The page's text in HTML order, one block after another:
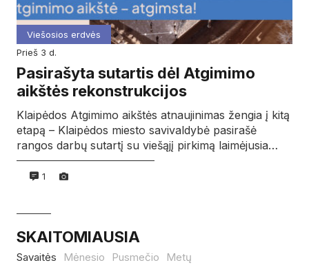
Viešosios erdvės
prieš 3 d.
Pasirašyta sutartis dėl Atgimimo
aikštės rekonstrukcijos
Klaipėdos Atgimimo aikštės atnaujinimas žengia į kitą
etapą – Klaipėdos miesto savivaldybė pasirašė
rangos darbų sutartį su viešąjį pirkimą laimėjusia…
1
SKAITOMIAUSIA
Savaitės Mėnesio Pusmečio Metų